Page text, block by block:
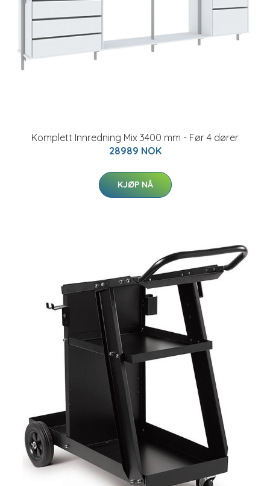
Komplett Innredning Mix 3400 mm - Før 4 dører
28989 NOK
KJØP NÅ